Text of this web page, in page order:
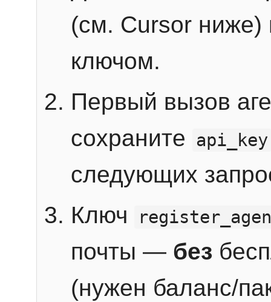
(см. Cursor ниже)
ключом.
Первый вызов
сохраните
api_key
следующих
Ключ
почты — без
(нужен баланс/